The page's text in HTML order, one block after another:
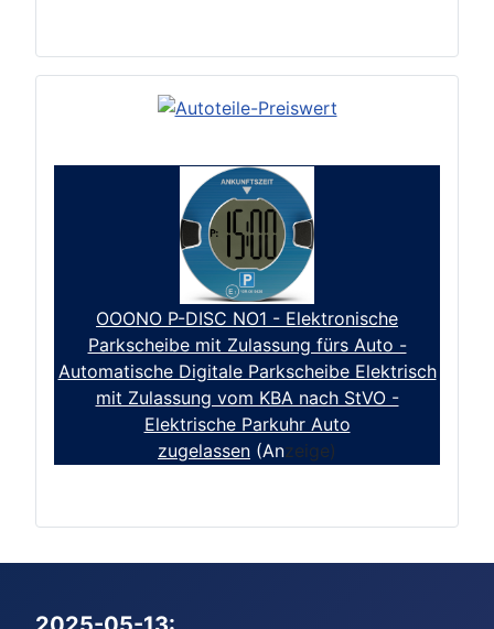
OOONO P-DISC NO1 - Elektronische
Parkscheibe mit Zulassung fürs Auto -
Automatische Digitale Parkscheibe Elektrisch
mit Zulassung vom KBA nach StVO -
Elektrische Parkuhr Auto
zugelassen (Anzeige)